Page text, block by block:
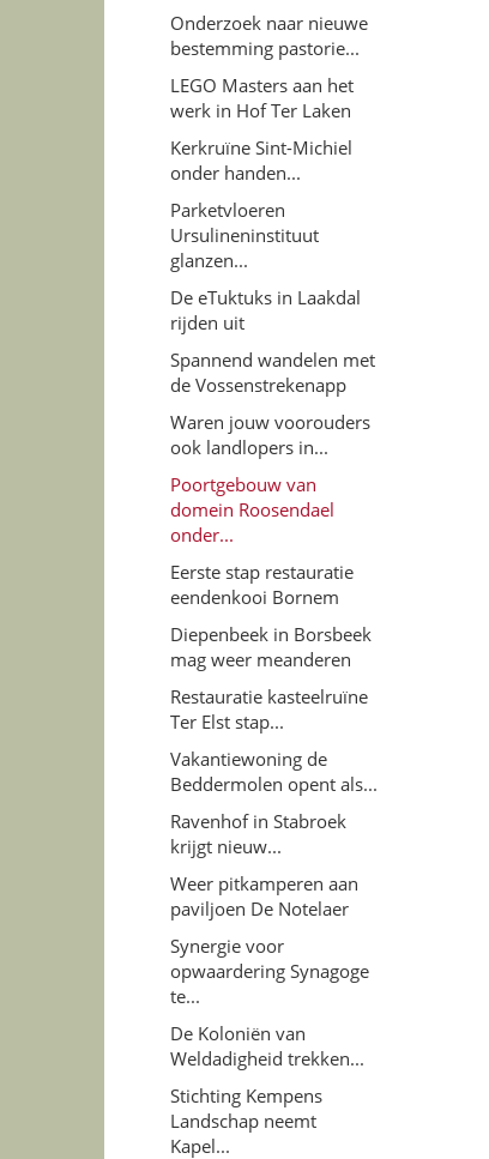
Onderzoek naar nieuwe
bestemming pastorie...
LEGO Masters aan het
werk in Hof Ter Laken
Kerkruïne Sint-Michiel
onder handen...
Parketvloeren
Ursulineninstituut
glanzen...
De eTuktuks in Laakdal
rijden uit
Spannend wandelen met
de Vossenstrekenapp
Waren jouw voorouders
ook landlopers in...
Poortgebouw van
domein Roosendael
onder...
Eerste stap restauratie
eendenkooi Bornem
Diepenbeek in Borsbeek
mag weer meanderen
Restauratie kasteelruïne
Ter Elst stap...
Vakantiewoning de
Beddermolen opent als...
Ravenhof in Stabroek
krijgt nieuw...
Weer pitkamperen aan
paviljoen De Notelaer
Synergie voor
opwaardering Synagoge
te...
De Koloniën van
Weldadigheid trekken...
Stichting Kempens
Landschap neemt
Kapel...